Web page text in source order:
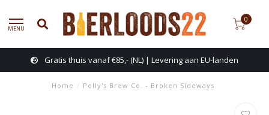
MENU
0
Gratis thuis vanaf €85,- (NL) | Levering aan EU-landen
Home / Polly's Brew Co. - Broken Sideways